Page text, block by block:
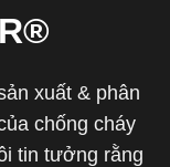
xuất & phân
chống cháy
tin tưởng rằng